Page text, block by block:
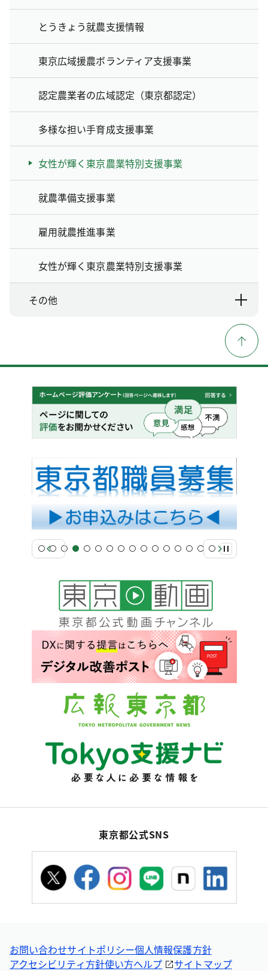
とうきょう就農支援情報
東京広域援農ボランティア支援事業
認定農業者の広域認定（東京都認定）
多様な担い手育成支援事業
女性が輝く東京農業特別支援事業
就農準備支援事業
雇用就農推進事業
女性が輝く東京農業特別支援事業
その他
東京都公式SNS
お問い合わせサイトポリシー個人情報保護方針
アクセシビリティ方針使い方ヘルプ サイトマップ